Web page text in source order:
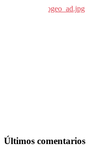
Últimos comentarios